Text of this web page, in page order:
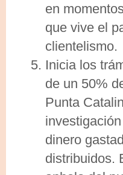
en
que vive el
clientelismo.
Inicia los
de un 50%
Punta
dinero
distribuidos.